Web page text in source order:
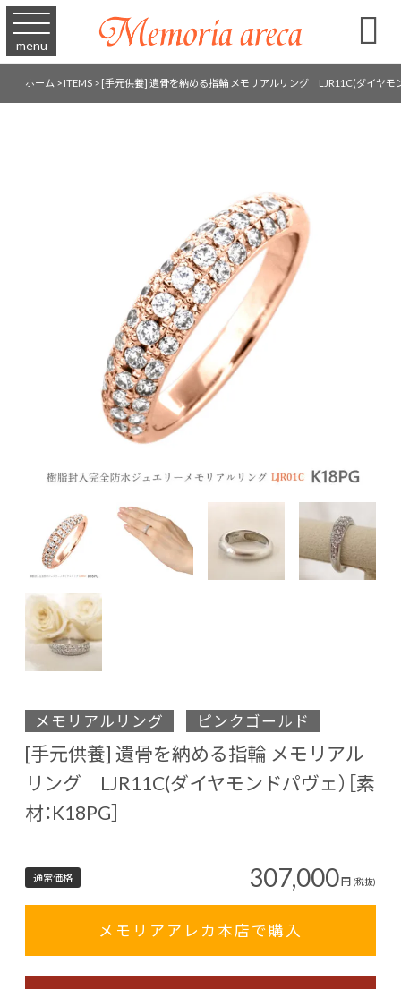
menu 
ホーム>ITEMS>[手元供養] 遺骨を納める指輪 メモリアルリング LJR11C(ダイヤモン
メモリアルリング ピンクゴールド
[手元供養] 遺骨を納める指輪 メモリアル
リング LJR11C(ダイヤモンドパヴェ）［素
材：K18PG］
通常価格 307,000円 (税抜)
メモリアアレカ本店で購入